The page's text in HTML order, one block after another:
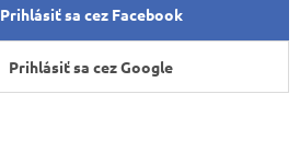
Prihlásiť sa cez Facebook
Prihlásiť sa cez Google